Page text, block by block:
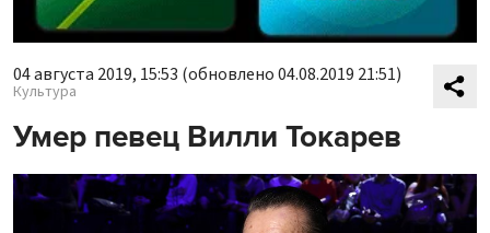
04 августа 2019, 15:53 (обновлено 04.08.2019 21:51)
Культура
Умер певец Вилли Токарев